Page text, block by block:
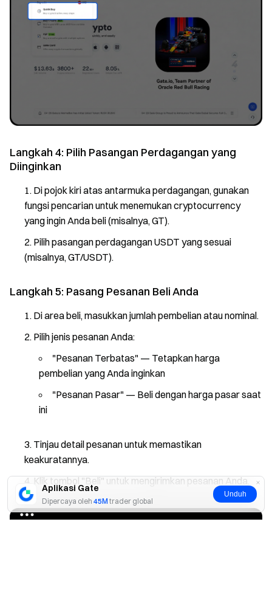
Aplikasi Gate
Dipercaya oleh 45M trader global
Unduh
Langkah 4: Pilih Pasangan Perdagangan yang
Diinginkan
Di pojok kiri atas antarmuka perdagangan, gunakan
fungsi pencarian untuk menemukan cryptocurrency
yang ingin Anda beli (misalnya, GT).
Pilih pasangan perdagangan USDT yang sesuai
(misalnya, GT/USDT).
Langkah 5: Pasang Pesanan Beli Anda
Di area beli, masukkan jumlah pembelian atau nominal.
Pilih jenis pesanan Anda:
"Pesanan Terbatas" — Tetapkan harga
pembelian yang Anda inginkan
"Pesanan Pasar" — Beli dengan harga pasar saat
ini
Tinjau detail pesanan untuk memastikan
keakuratannya.
Klik tombol "Beli" untuk mengirimkan pesanan Anda.